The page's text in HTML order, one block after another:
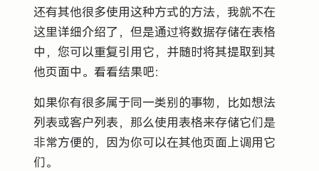
还有其他很多使用这种方式的方法，我就不在
这里详细介绍了，但是通过将数据存储在表格
中，您可以重复引用它，并随时将其提取到其
他页面中。看看结果吧：
如果你有很多属于同一类别的事物，比如想法
列表或客户列表，那么使用表格来存储它们是
非常方便的，因为你可以在其他页面上调用它
们。